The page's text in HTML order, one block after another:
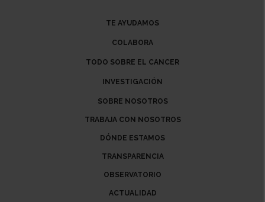
TE AYUDAMOS
COLABORA
TODO SOBRE EL CANCER
INVESTIGACIÓN
SOBRE NOSOTROS
TRABAJA CON NOSOTROS
DÓNDE ESTAMOS
TRANSPARENCIA
OBSERVATORIO
ACTUALIDAD